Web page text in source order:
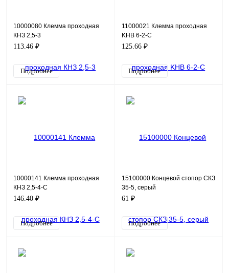
10000080 Клемма проходная
КНЗ 2,5-3
113.46 ₽
Подробнее
11000021 Клемма проходная
KHB 6-2-С
125.66 ₽
Подробнее
10000141 Клемма проходная
КНЗ 2,5-4-С
146.40 ₽
Подробнее
15100000 Концевой стопор СКЗ
35-5, серый
61 ₽
Подробнее